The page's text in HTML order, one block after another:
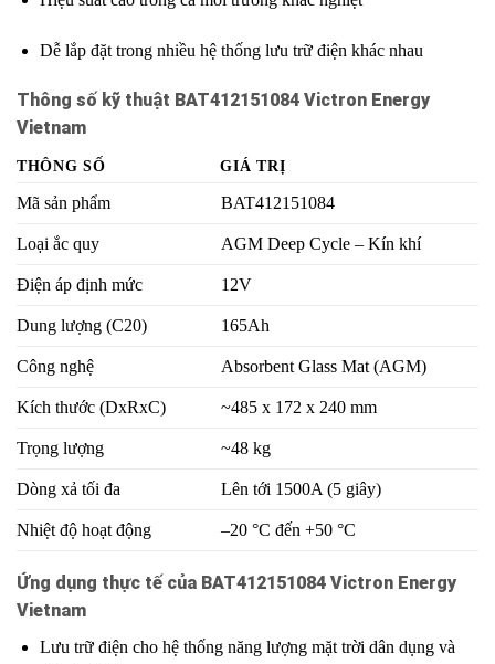
Dễ lắp đặt trong nhiều hệ thống lưu trữ điện khác nhau
Thông số kỹ thuật BAT412151084 Victron Energy
Vietnam
THÔNG SỐ GIÁ TRỊ
Mã sản phẩm BAT412151084
Loại ắc quy AGM Deep Cycle – Kín khí
Điện áp định mức 12V
Dung lượng (C20) 165Ah
Công nghệ Absorbent Glass Mat (AGM)
Kích thước (DxRxC) ~485 x 172 x 240 mm
Trọng lượng ~48 kg
Dòng xả tối đa Lên tới 1500A (5 giây)
Nhiệt độ hoạt động –20 °C đến +50 °C
Ứng dụng thực tế của BAT412151084 Victron Energy
Vietnam
Lưu trữ điện cho hệ thống năng lượng mặt trời dân dụng và